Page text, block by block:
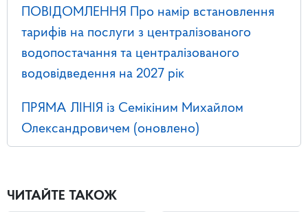
ПОВІДОМЛЕННЯ Про намір встановлення
тарифів на послуги з централізованого
водопостачання та централізованого
водовідведення на 2027 рік
ПРЯМА ЛІНІЯ із Семікіним Михайлом
Олександровичем (оновлено)
ЧИТАЙТЕ ТАКОЖ